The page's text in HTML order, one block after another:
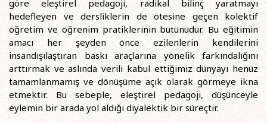
göre eleştirel pedagoji, radikal bilinç yaratmayı
hedefleyen ve dersliklerin de ötesine geçen kolektif
öğretim ve öğrenim pratiklerinin bütünüdür. Bu eğitimin
amacı her şeyden önce ezilenlerin kendilerini
insandışılaştıran baskı araçlarına yönelik farkındalığını
arttırmak ve aslında verili kabul ettiğimiz dünyayı henüz
tamamlanmamış ve dönüşüme açık olarak görmeye ikna
etmektir. Bu sebeple, eleştirel pedagoji, düşünceyle
eylemin bir arada yol aldığı diyalektik bir süreçtir.